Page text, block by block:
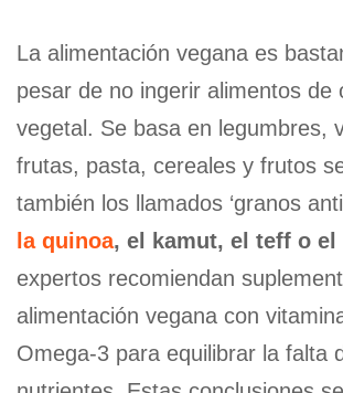
La alimentación vegana es
pesar de no ingerir alimentos de
vegetal. Se basa en legumbres,
frutas, pasta, cereales y frutos
también los llamados ‘granos
la quinoa, el kamut, el teff o el
expertos recomiendan
alimentación vegana con
Omega-3 para equilibrar la falta